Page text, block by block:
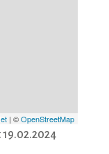
| ©OpenStreetMap